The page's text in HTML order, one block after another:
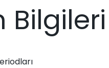
Bilgileri